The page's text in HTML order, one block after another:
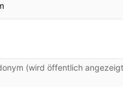
(wird öffentlich